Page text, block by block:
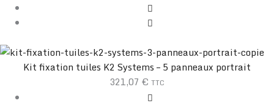
Kit fixation tuiles K2 Systems – 5 panneaux portrait
321,07 € TTC